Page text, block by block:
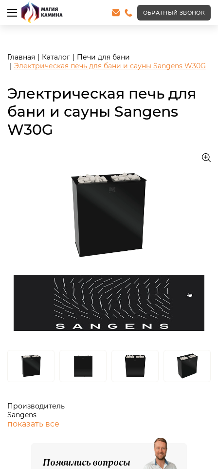
<meta name="robots" content="noindex, follow"/>
ОБРАТНЫЙ ЗВОНОК
Главная Каталог
Печи для бани
Электрическая печь для бани и сауны Sangens W30G
Электрическая печь для
бани и сауны Sangens
W30G
Производитель
Sangens
показать все
Появились вопросы